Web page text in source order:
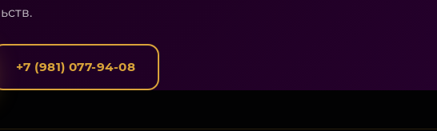
+7 (981) 077-94-08